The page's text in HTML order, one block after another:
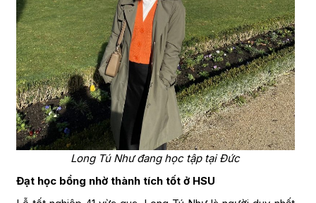
Long Tú Như đang học tập tại Đức
Đạt học bổng nhờ thành tích tốt ở HSU